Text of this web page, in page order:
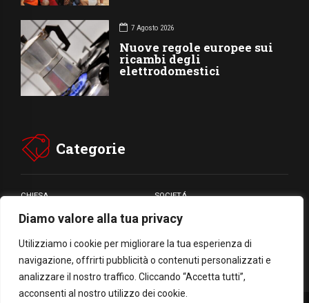
Diamo valore alla tua privacy
Utilizziamo i cookie per migliorare la tua esperienza di
navigazione, offrirti pubblicità o contenuti personalizzati e
analizzare il nostro traffico. Cliccando “Accetta tutti”,
acconsenti al nostro utilizzo dei cookie.
7 Agosto 2026
Nuove regole europee sui
ricambi degli
elettrodomestici
Categorie
CHIESA SOCIETÁ
CARITÁ GIUBILEO
CULTURA MEDIA